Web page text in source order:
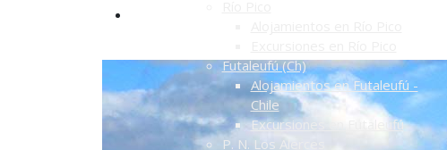
Futaleufú (Ch)
Alojamientos en Futaleufú -
Chile
Excursiones en Futaleufú
P. N. Los Alerces